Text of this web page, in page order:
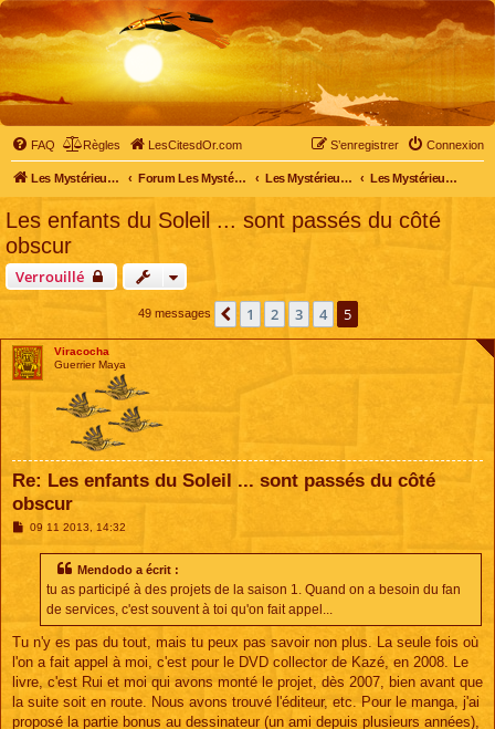
FAQ Règles LesCitesdOr.com Connexion
S’enregistrer
Les Mystérieuses Cités d'Or - LesCitesdOr.com Forum Les Mystérieuses Cités d'Or Les Mystérieuses Cités d'Or Les Mystérieuses Cités d'Or : saison 2 (2013)
Les enfants du Soleil ... sont passés du côté
obscur
Verrouillé
49 messages Précédente
1 2 3 4 5
Viracocha
Guerrier Maya
Re: Les enfants du Soleil ... sont passés du côté
obscur
M09 11 2013, 14:32
Mendodo a écrit :
tu as participé à des projets de la saison 1. Quand on a besoin du fan
de services, c'est souvent à toi qu'on fait appel...
Tu n'y es pas du tout, mais tu peux pas savoir non plus. La seule fois où
l'on a fait appel à moi, c'est pour le DVD collector de Kazé, en 2008. Le
livre, c'est Rui et moi qui avons monté le projet, dès 2007, bien avant que
la suite soit en route. Nous avons trouvé l'éditeur, etc. Pour le manga, j'ai
proposé la partie bonus au dessinateur (un ami depuis plusieurs années),